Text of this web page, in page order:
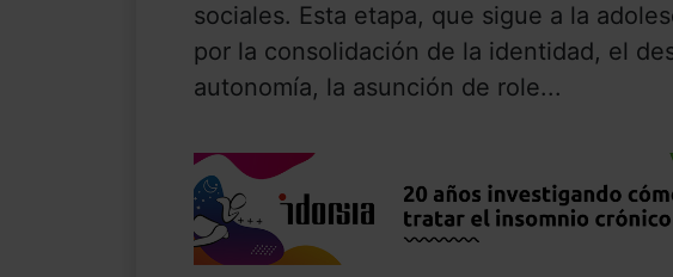
sociales. Esta etapa, que sigue a la
por la consolidación de la identidad, el
autonomía, la asunción de role...